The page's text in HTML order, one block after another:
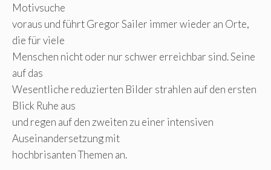
Motivsuche
voraus und führt Gregor Sailer immer wieder an Orte,
die für viele
Menschen nicht oder nur schwer erreichbar sind. Seine
auf das
Wesentliche reduzierten Bilder strahlen auf den ersten
Blick Ruhe aus
und regen auf den zweiten zu einer intensiven
Auseinandersetzung mit
hochbrisanten Themen an.